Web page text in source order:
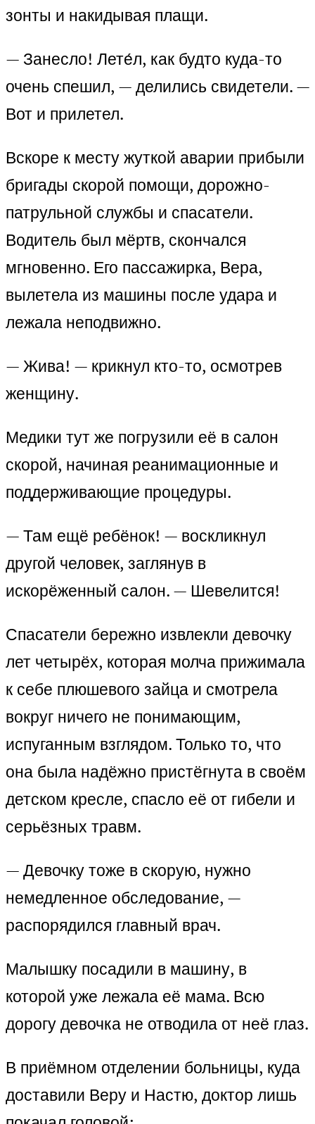
зонты и накидывая плащи.
— Занесло! Лете́л, как будто куда-то
очень спешил, — делились свидетели. —
Вот и прилетел.
Вскоре к месту жуткой аварии прибыли
бригады скорой помощи, дорожно-
патрульной службы и спасатели.
Водитель был мёртв, скончался
мгновенно. Его пассажирка, Вера,
вылетела из машины после удара и
лежала неподвижно.
— Жива! — крикнул кто-то, осмотрев
женщину.
Медики тут же погрузили её в салон
скорой, начиная реанимационные и
поддерживающие процедуры.
— Там ещё ребёнок! — воскликнул
другой человек, заглянув в
искорёженный салон. — Шевелится!
Спасатели бережно извлекли девочку
лет четырёх, которая молча прижимала
к себе плюшевого зайца и смотрела
вокруг ничего не понимающим,
испуганным взглядом. Только то, что
она была надёжно пристёгнута в своём
детском кресле, спасло её от гибели и
серьёзных травм.
— Девочку тоже в скорую, нужно
немедленное обследование, —
распорядился главный врач.
Малышку посадили в машину, в
которой уже лежала её мама. Всю
дорогу девочка не отводила от неё глаз.
В приёмном отделении больницы, куда
доставили Веру и Настю, доктор лишь